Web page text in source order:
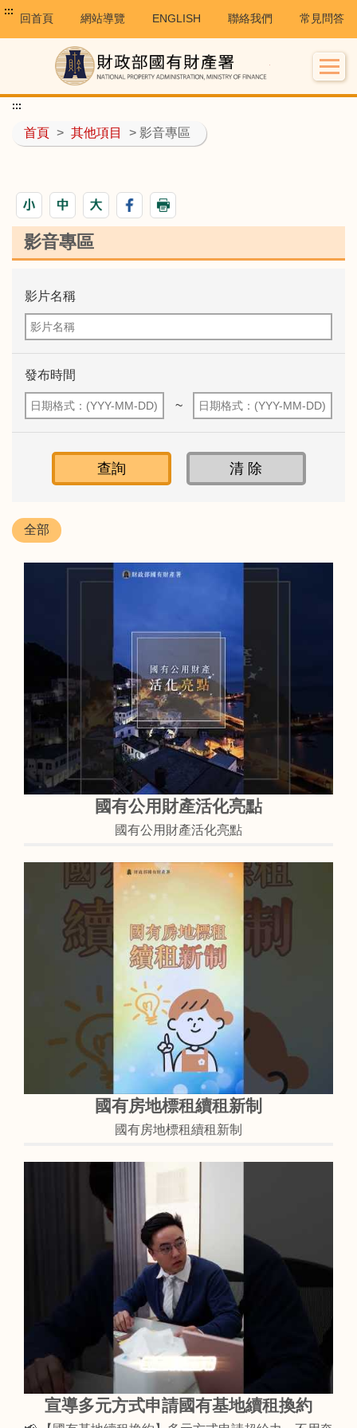
:::
回首頁 網站導覽 ENGLISH 聯絡我們 常見問答
首頁 > 其他項目 > 影音專區
:::
影音專區
影片名稱
發布時間
~
全部
國有公用財產活化亮點
國有公用財產活化亮點
國有房地標租續租新制
國有房地標租續租新制
宣導多元方式申請國有基地續租換約